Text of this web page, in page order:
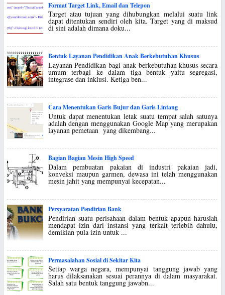
Format Target Link, Email dan Telepon
Target atau tujuan yang dihubungkan melalui suatu link
dapat ditentukan sendiri oleh kita. Target yang di maksud
di sini adalah dimana doku...
Bentuk Layanan Pendidikan Anak Berkebutuhan Khusus
Layanan Pendidikan bagi anak berkebutuhan khusus secara
umum terbagi ke dalam tiga bentuk yaitu segregasi,
integrase dan inklusi. Ketiga ben...
Cara Menentukan Garis Bujur dan Garis Lintang
Untuk dapat menentukan letak suatu tempat salah satunya
adalah dengan menggunakan Google Map yang merupakan
layanan pemetaan yang dikembang...
Bagian Bagian Mesin High Speed
Dalam pembuatan pakaian di industri pakaian jadi,
konveksi maupun garmen, dewasa ini telah menggunakan
mesin jahit yang mempunyai kecepatan...
Persyaratan Pendirian Bank
Pendirian suatu perisahaan dalam bentuk apapun haruslah
mendapat izin dari instansi yang terkait terlebih dahulu,
demikian pula izin untuk ...
Permasalahan Sosial di Sekitar Kita
Setiap warga negara, mempunyai tanggung jawab yang
harus dilaksanakan sesuai perannya di dalam masyarakat.
Salah satu bentuk tanggung jawabn...